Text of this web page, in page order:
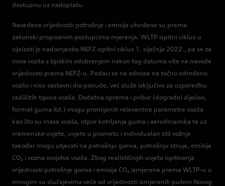
dostupnu uz nadoplatu.
Navedene vrijednosti potrošnje i emisija utvrđene su prema
zakonski propisanim postupcima mjerenja. WLTP ispitni ciklus u
cijelosti je nadomjestio NEFZ ispitni ciklus 1. siječnja 2022., pa se za
nova vozila s tipskim odobrenjem nakon tog datuma više ne navode
vrijednosti prema NEFZ-u. Podaci se ne odnose na točno određeno
vozilo i nisu sastavni dio ponude, već služe isključivo za usporedbu
različitih tipova vozila. Dodatna oprema i pribor (dogradni dijelovi,
format guma itd.) mogu promijeniti relevantne parametre vozila
kao što su masa vozila, otpor kotrljanja guma i aerodinamika te uz
vremenske uvjete, uvjete u prometu i individualan stil vožnje
također mogu utjecati na potrošnju goriva, potrošnju struje, emisije
CO₂ i vozna svojstva vozila. Zbog realističnijih uvjeta ispitivanja
vrijednosti potrošnje goriva i emisija CO₂ izmjerene prema WLTP-u u
mnogim su slučajevima veće od vrijednosti izmjerenih putem Novog